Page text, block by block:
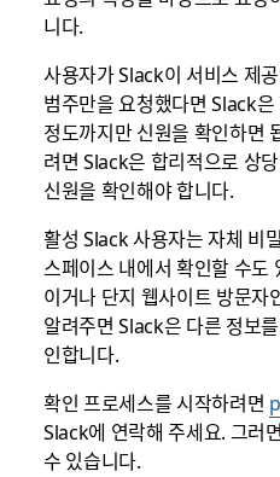
니다.
사용자가 Slack이 서비스 제
범주만을 요청했다면 Slack
정도까지만 신원을 확인하면
려면 Slack은 합리적으로 상
신원을 확인해야 합니다.
활성 Slack 사용자는 자체 비
스페이스 내에서 확인할 수도
이거나 단지 웹사이트 방문자
알려주면 Slack은 다른 정보
인합니다.
확인 프로세스를 시작하려면
Slack에 연락해 주세요. 그러
수 있습니다.